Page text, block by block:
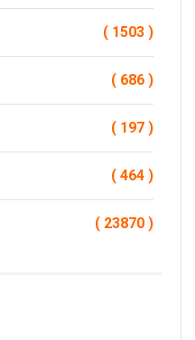
( 1503 )
( 686 )
( 197 )
( 464 )
( 23870 )